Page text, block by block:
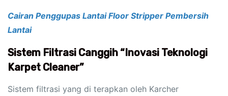
Cairan Penggupas Lantai Floor Stripper Pembersih
Lantai
Sistem Filtrasi Canggih “Inovasi Teknologi
Karpet Cleaner”
Sistem filtrasi yang di terapkan oleh Karcher